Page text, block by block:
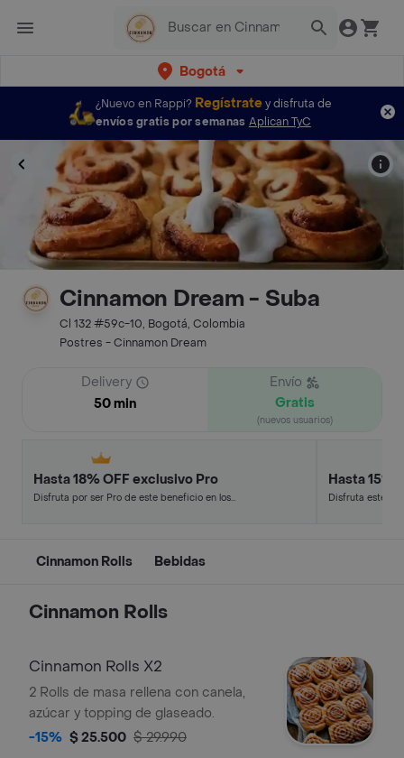
Bogotá
¿Nuevo en Rappi? Regístratey disfruta de
envíos gratis por semanas Aplican TyC
Cinnamon Dream - Suba
Cl 132 #59c-10, Bogotá, Colombia
Postres - Cinnamon Dream
Delivery
50 min
Envío
Gratis
(nuevos usuarios)
Hasta 18% OFF exclusivo Pro
Disfruta por ser Pro de este beneficio en los
Hasta 15%
Disfruta este
Cinnamon Rolls Bebidas
Cinnamon Rolls
Cinnamon Rolls X2
2 Rolls de masa rellena con canela,
azúcar y topping de glaseado.
-15% $ 25.500 $ 29.990